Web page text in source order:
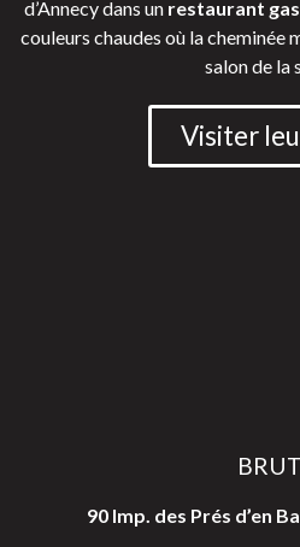
d’Annecy dans un restaurant
couleurs chaudes où la cheminée
salon de la
Visiter
BRUT
90 Imp. des Prés d’en